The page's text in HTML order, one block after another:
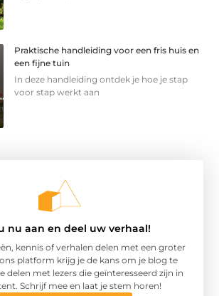
Praktische handleiding voor een fris huis en
een fijne tuin
In deze handleiding ontdek je hoe je stap
voor stap werkt aan
nu aan en deel uw verhaal!
kennis of verhalen delen met een groter
platform krijg je de kans om je blog te
delen met lezers die geïnteresseerd zijn in
Schrijf mee en laat je stem horen!